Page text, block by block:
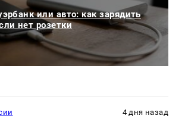
или авто: как зарядить
нет розетки
4 дня назад